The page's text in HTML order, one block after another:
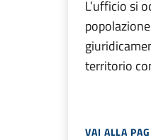
L’ufficio si
territorio
VAI ALLA